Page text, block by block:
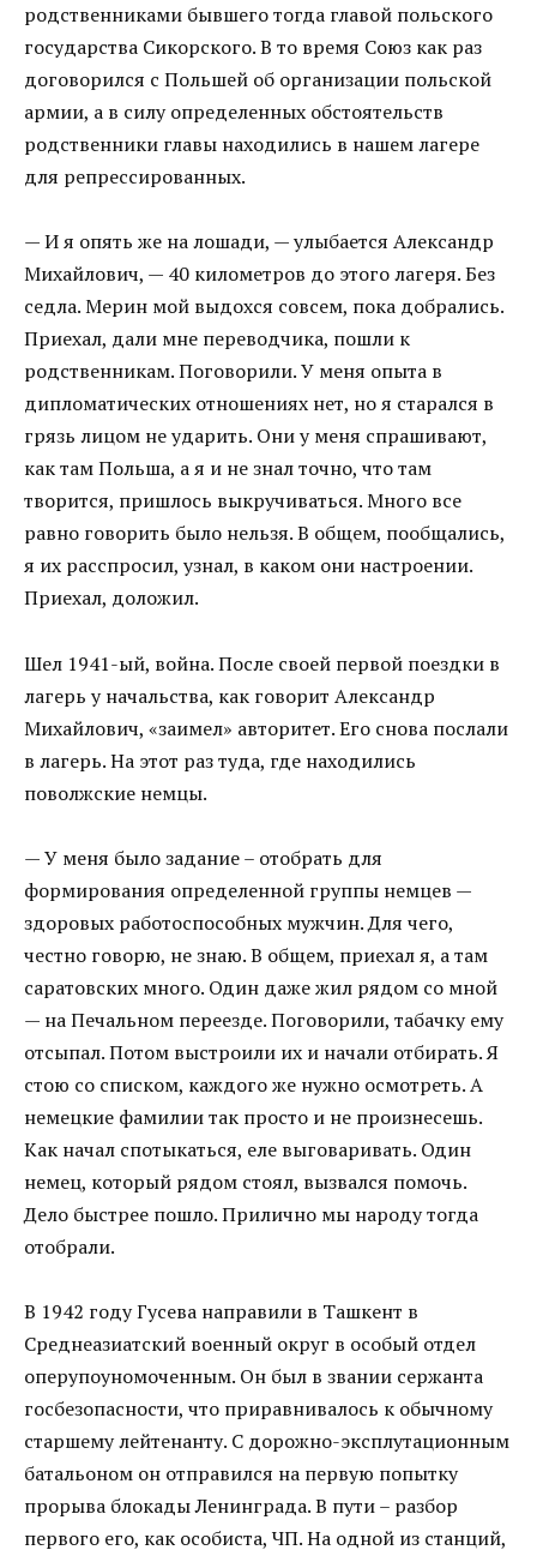
родственниками бывшего тогда главой польского
государства Сикорского. В то время Союз как раз
договорился с Польшей об организации польской
армии, а в силу определенных обстоятельств
родственники главы находились в нашем лагере
для репрессированных.
— И я опять же на лошади, — улыбается Александр
Михайлович, — 40 километров до этого лагеря. Без
седла. Мерин мой выдохся совсем, пока добрались.
Приехал, дали мне переводчика, пошли к
родственникам. Поговорили. У меня опыта в
дипломатических отношениях нет, но я старался в
грязь лицом не ударить. Они у меня спрашивают,
как там Польша, а я и не знал точно, что там
творится, пришлось выкручиваться. Много все
равно говорить было нельзя. В общем, пообщались,
я их расспросил, узнал, в каком они настроении.
Приехал, доложил.
Шел 1941-ый, война. После своей первой поездки в
лагерь у начальства, как говорит Александр
Михайлович, «заимел» авторитет. Его снова послали
в лагерь. На этот раз туда, где находились
поволжские немцы.
— У меня было задание – отобрать для
формирования определенной группы немцев —
здоровых работоспособных мужчин. Для чего,
честно говорю, не знаю. В общем, приехал я, а там
саратовских много. Один даже жил рядом со мной
— на Печальном переезде. Поговорили, табачку ему
отсыпал. Потом выстроили их и начали отбирать. Я
стою со списком, каждого же нужно осмотреть. А
немецкие фамилии так просто и не произнесешь.
Как начал спотыкаться, еле выговаривать. Один
немец, который рядом стоял, вызвался помочь.
Дело быстрее пошло. Прилично мы народу тогда
отобрали.
В 1942 году Гусева направили в Ташкент в
Среднеазиатский военный округ в особый отдел
оперупоуномоченным. Он был в звании сержанта
госбезопасности, что приравнивалось к обычному
старшему лейтенанту. С дорожно-эксплутационным
батальоном он отправился на первую попытку
прорыва блокады Ленинграда. В пути – разбор
первого его, как особиста, ЧП. На одной из станций,